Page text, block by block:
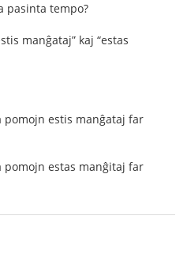
pasinta tempo?
manĝataj” kaj “estas
pomojn estis manĝataj far
pomojn estas manĝitaj far